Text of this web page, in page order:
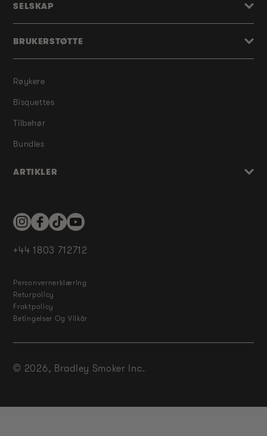
Røykere
Bisquettes
Tilbehør
Bundles
ARTIKLER
SELSKAP
BRUKERSTØTTE
InstagramFacebookTikTokYouTube
+44 1803 712712
Personvernerklæring
Returpolicy
Fraktpolicy
Betingelser Og Vilkår
© 2026, Bradley Smoker Inc.